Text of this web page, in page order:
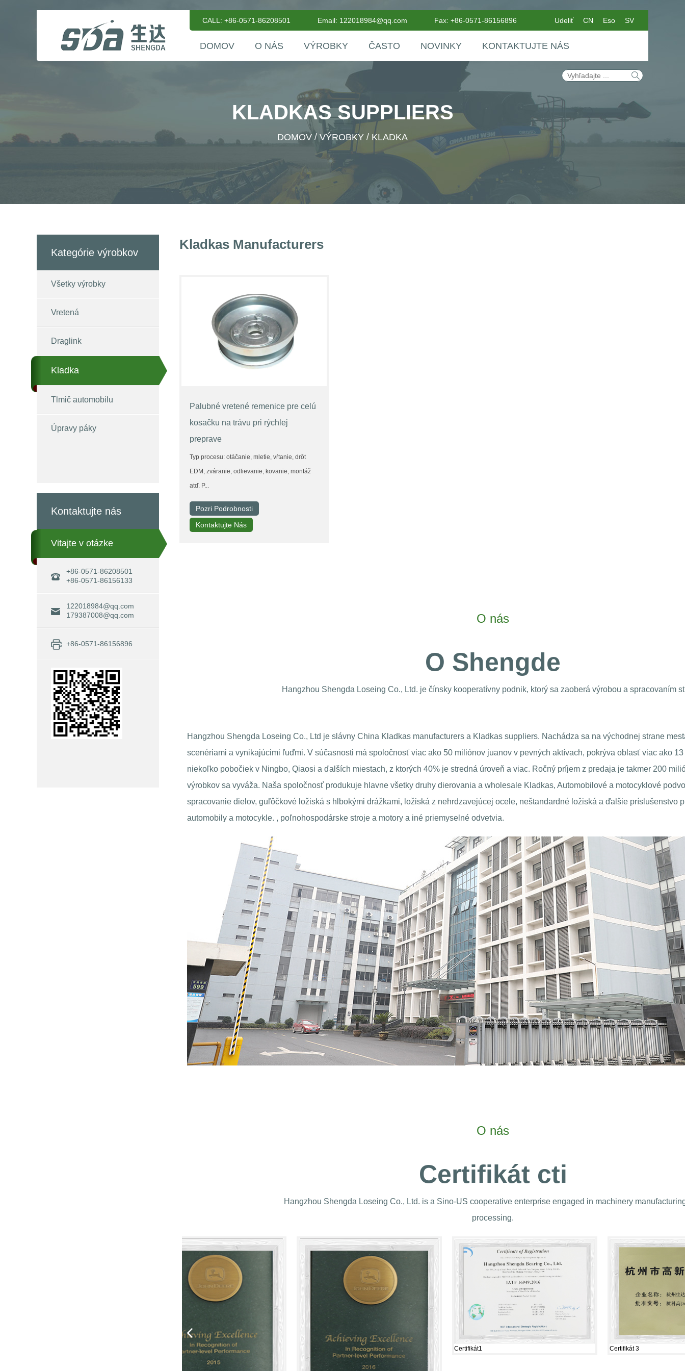
CALL: +86-0571-86208501 Email: 122018984@qq.com Fax: +86-0571-86156896 Udeliť CN Eso SV
DOMOV O NÁS VÝROBKY ČASTO NOVINKY KONTAKTUJTE NÁS
KLADKAS SUPPLIERS
DOMOV /VÝROBKY / KLADKA
Kategórie výrobkov
Všetky výrobky
Vretená
Draglink
Kladka
Tlmič automobilu
Úpravy páky
Kontaktujte nás
Vitajte v otázke
+86-0571-86208501
+86-0571-86156133
122018984@qq.com
179387008@qq.com
+86-0571-86156896
Kladkas Manufacturers
Palubné vretené remenice pre celú
kosačku na trávu pri rýchlej
preprave
Typ procesu: otáčanie, mletie, vŕtanie, drôt
EDM, zváranie, odlievanie, kovanie, montáž
atď. P...
Pozri Podrobnosti
Kontaktujte Nás
O nás
O Shengde
Hangzhou Shengda Loseing Co., Ltd. je čínsky kooperatívny podnik, ktorý sa zaoberá výrobou a spracovaním
Hangzhou Shengda Loseing Co., Ltd je slávny China Kladkas manufacturers a Kladkas suppliers. Nachádza sa na východnej strane
scenériami a vynikajúcimi ľuďmi. V súčasnosti má spoločnosť viac ako 50 miliónov juanov v pevných aktívach, pokrýva oblasť viac ako
niekoľko pobočiek v Ningbo, Qiaosi a ďalších miestach, z ktorých 40% je stredná úroveň a viac. Ročný príjem z predaja je takmer 200
výrobkov sa vyváža. Naša spoločnosť produkuje hlavne všetky druhy dierovania a wholesale Kladkas, Automobilové a motocyklové
spracovanie dielov, guľôčkové ložiská s hlbokými drážkami, ložiská z nehrdzavejúcej ocele, neštandardné ložiská a ďalšie príslušenstvo
automobily a motocykle. , poľnohospodárske stroje a motory a iné priemyselné odvetvia.
O nás
Certifikát cti
Hangzhou Shengda Loseing Co., Ltd. is a Sino-US cooperative enterprise engaged in machinery
processing.
Certifikát1